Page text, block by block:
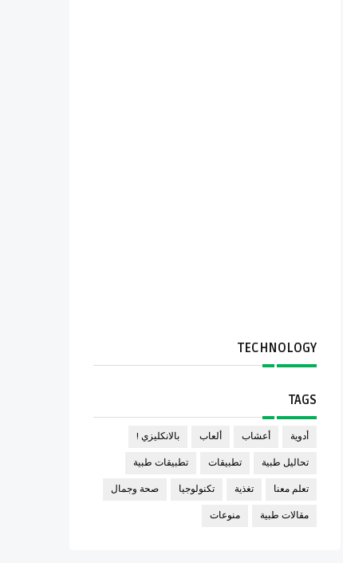
TECHNOLOGY
TAGS
أدوية أعشاب ألعاب بالانكليزي !
تحاليل طبية تطبيقات تطبيقات طبية
تعلم معنا تغذية تكنولوجيا صحة وجمال
مقالات طبية منوعات